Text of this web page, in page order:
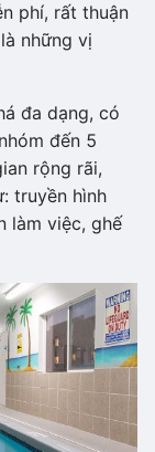
phí, rất thuận
những vị
đa dạng, có
đến 5
rộng rãi,
truyền hình
làm việc, ghế